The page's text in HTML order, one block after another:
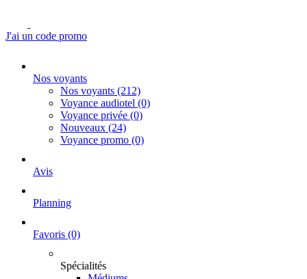
J'ai un code promo
Nos voyants
Nos voyants (212)
Voyance audiotel (0)
Voyance privée (0)
Nouveaux (24)
Voyance promo (0)
Avis
Planning
Favoris (0)
Spécialités